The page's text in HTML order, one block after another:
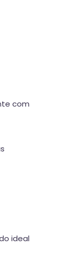
com
ideal